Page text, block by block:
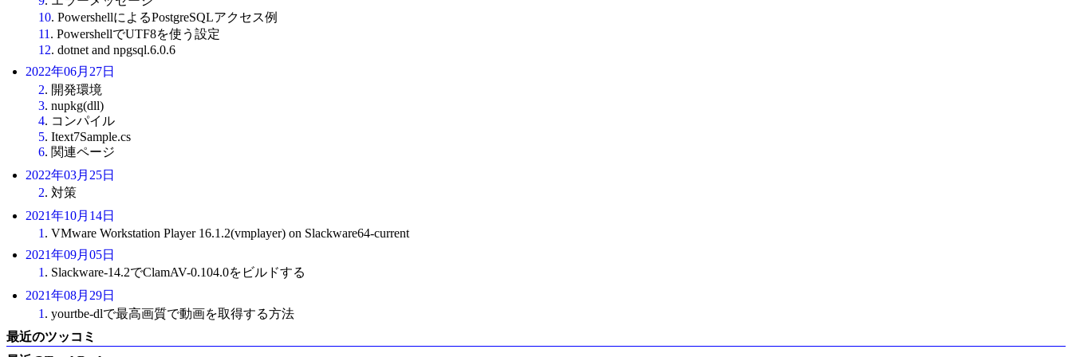
10. PowershellによるPostgreSQLアクセス例
11 . PowershellでUTF8を使う設定
12. dotnet and npgsql.6.0.6
2022年06月27日
2. 開発環境
3. nupkg(dll)
4. コンパイル
5. Itext7Sample.cs
6. 関連ページ
2022年03月25日
2. 対策
2021年10月14日
1 . VMware Workstation Player 16.1.2(vmplayer) on Slackware64-current
2021年09月05日
1. Slackware-14.2でClamAV-0.104.0をビルドする
2021年08月29日
1 . yourtbe-dlで最高画質で動画を取得する方法
最近のツッコミ